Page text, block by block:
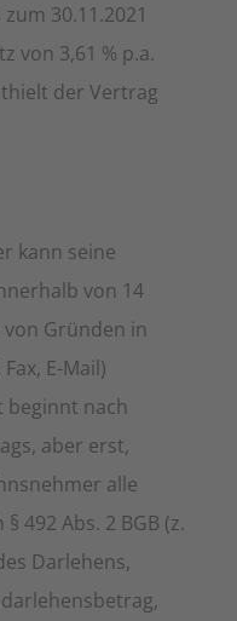
30.11.2021
von 3,61 % p.a.
der Vertrag
kann seine
von 14
Gründen in
E-Mail)
beginnt nach
aber erst,
alle
492 Abs. 2 BGB (z.
Darlehens,